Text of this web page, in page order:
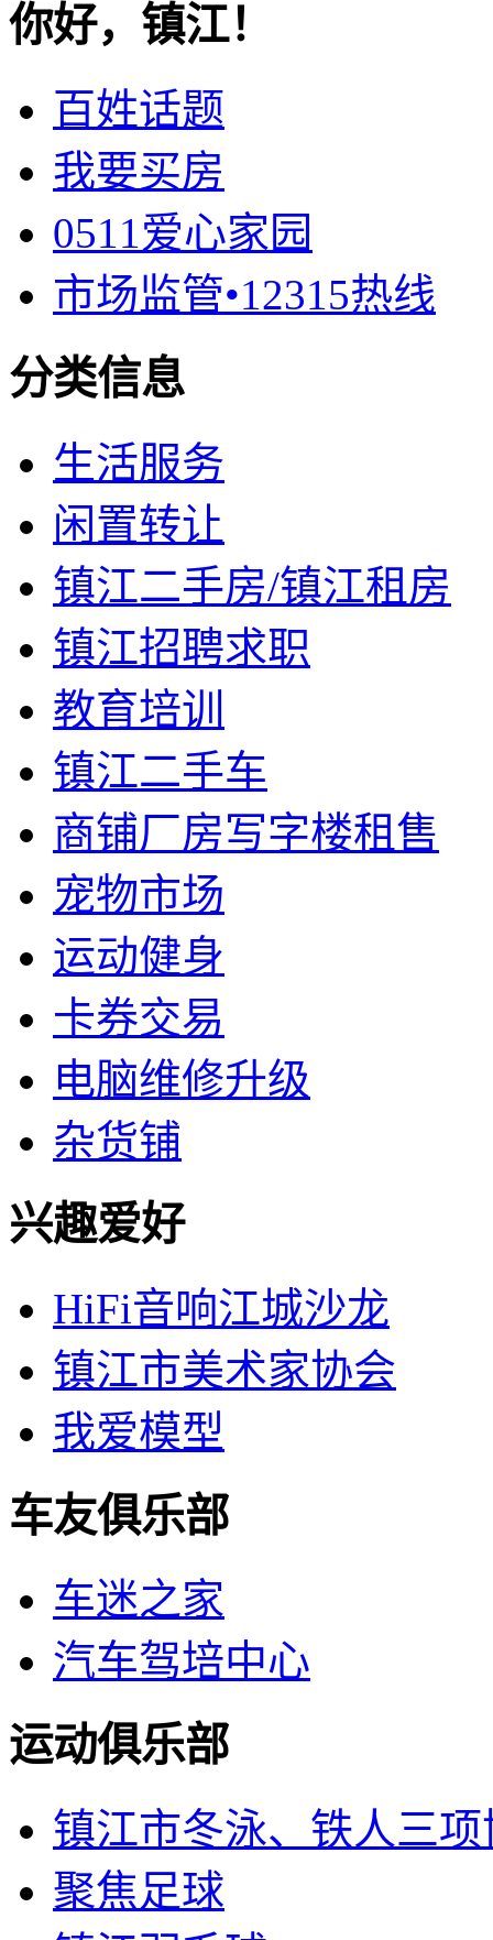
你好，镇江！
百姓话题
我要买房
0511爱心家园
市场监管•12315热线
分类信息
生活服务
闲置转让
镇江二手房/镇江租房
镇江招聘求职
教育培训
镇江二手车
商铺厂房写字楼租售
宠物市场
运动健身
卡券交易
电脑维修升级
杂货铺
兴趣爱好
HiFi音响江城沙龙
镇江市美术家协会
我爱模型
车友俱乐部
车迷之家
汽车驾培中心
运动俱乐部
镇江市冬泳、铁人三项
聚焦足球